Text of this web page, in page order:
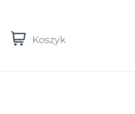
Koszyk